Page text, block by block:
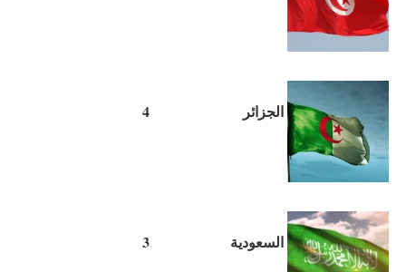
الجزائر 4
السعودية 3